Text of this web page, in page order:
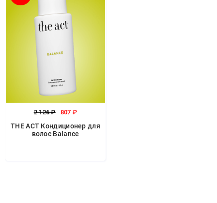
2 126 ₽ 807 ₽
THE ACT Кондиционер для
волос Balance